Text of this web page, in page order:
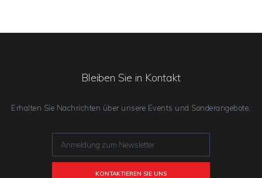
Bleiben Sie in Kontakt
Erhalten Sie Nachrichten über unsere Events und Sonderangebote.